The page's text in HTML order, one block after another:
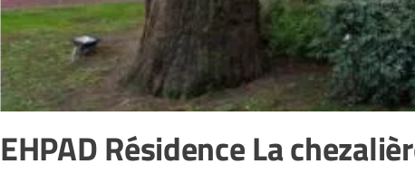
EHPAD Résidence La